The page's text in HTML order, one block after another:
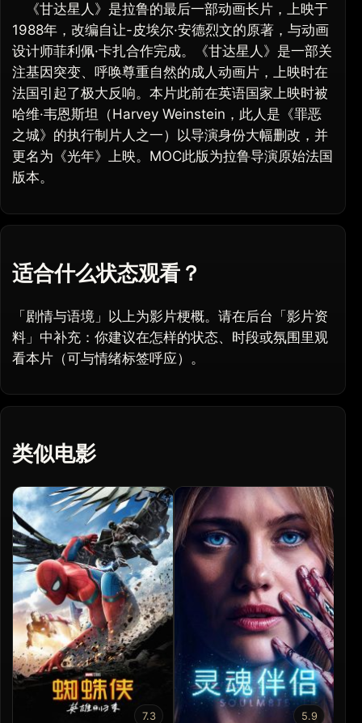
《甘达星人》是拉鲁的最后一部动画长片，上映于
1988年，改编自让-皮埃尔·安德烈文的原著，与动画
设计师菲利佩·卡扎合作完成。《甘达星人》是一部关
注基因突变、呼唤尊重自然的成人动画片，上映时在
法国引起了极大反响。本片此前在英语国家上映时被
哈维·韦恩斯坦（Harvey Weinstein，此人是《罪恶
之城》的执行制片人之一）以导演身份大幅删改，并
更名为《光年》上映。MOC此版为拉鲁导演原始法国
版本。
适合什么状态观看？
「剧情与语境」以上为影片梗概。请在后台「影片资
料」中补充：你建议在怎样的状态、时段或氛围里观
看本片（可与情绪标签呼应）。
类似电影
7.3 5.9